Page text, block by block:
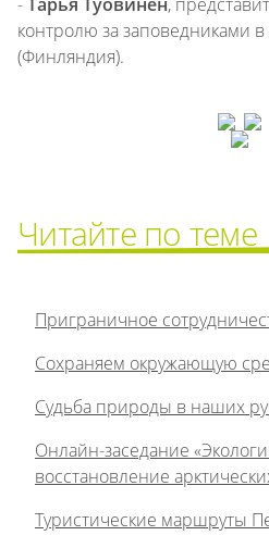
контролю за заповедниками
(Финляндия).
Читайте по теме
Приграничное
Сохраняем окружающую
Судьба природы в наших
Онлайн-заседание
восстановление
Туристические маршруты